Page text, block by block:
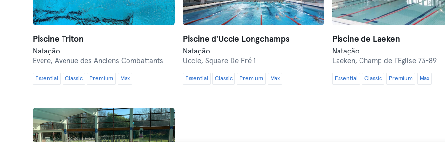
Piscine Triton
Natação
Evere,Avenue des Anciens Combattants
Essential Classic Premium Max
Piscine d'Uccle Longchamps
Natação
Uccle, Square De Fré 1
Essential Classic Premium Max
Piscine de Laeken
Natação
Laeken, Champ de l'Eglise 73-89
Essential Classic Premium Max